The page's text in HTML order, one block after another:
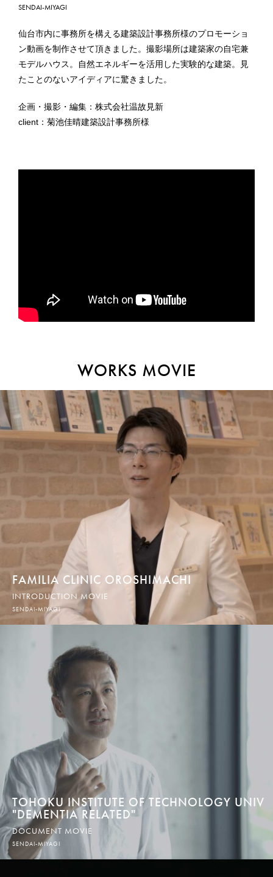
SUBSCRIPTION
サブスクリプション
WORKS
制作実績
SENDAI-MIYAGI
仙台市内に事務所を構える建築設計事務所様のプロモーショ
ン動画を制作させて頂きました。撮影場所は建築家の自宅兼
モデルハウス。自然エネルギーを活用した実験的な建築。見
たことのないアイディアに驚きました。
企画・撮影・編集：株式会社温故見新
client：菊池佳晴建築設計事務所様
WORKS MOVIE
FAMILIA CLINIC OROSHIMACHI
INTRODUCTION MOVIE
SENDAI-MIYAGI
TOHOKU INSTITUTE OF TECHNOLOGY UNIV
"DEMENTIA RELATED"
DOCUMENT MOVIE
SENDAI-MIYAGI